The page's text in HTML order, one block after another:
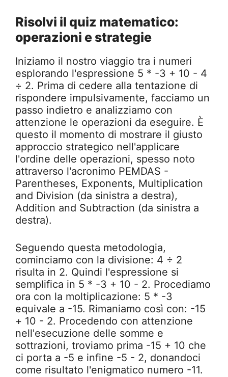
Risolvi il quiz matematico:
operazioni e strategie
Iniziamo il nostro viaggio tra i numeri
esplorando l'espressione 5 * -3 + 10 - 4
÷ 2. Prima di cedere alla tentazione di
rispondere impulsivamente, facciamo un
passo indietro e analizziamo con
attenzione le operazioni da eseguire. È
questo il momento di mostrare il giusto
approccio strategico nell'applicare
l'ordine delle operazioni, spesso noto
attraverso l'acronimo PEMDAS -
Parentheses, Exponents, Multiplication
and Division (da sinistra a destra),
Addition and Subtraction (da sinistra a
destra).
Seguendo questa metodologia,
cominciamo con la divisione: 4 ÷ 2
risulta in 2. Quindi l'espressione si
semplifica in 5 * -3 + 10 - 2. Procediamo
ora con la moltiplicazione: 5 * -3
equivale a -15. Rimaniamo così con: -15
+ 10 - 2. Procedendo con attenzione
nell'esecuzione delle somme e
sottrazioni, troviamo prima -15 + 10 che
ci porta a -5 e infine -5 - 2, donandoci
come risultato l'enigmatico numero -11.